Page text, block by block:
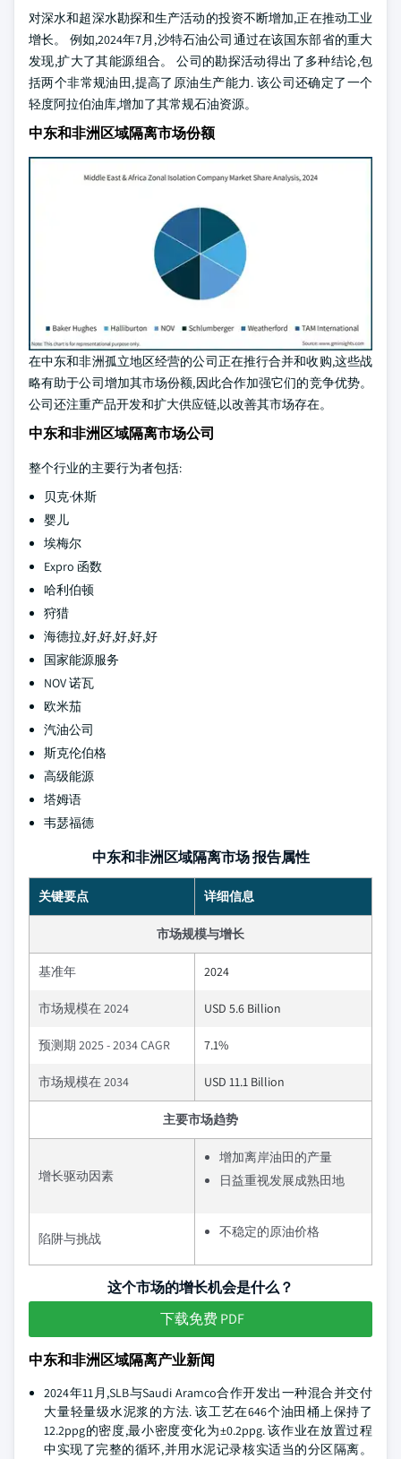
对深水和超深水勘探和生产活动的投资不断增加,正在推动工业
增长。 例如,2024年7月,沙特石油公司通过在该国东部省的重大
发现,扩大了其能源组合。 公司的勘探活动得出了多种结论,包
括两个非常规油田,提高了原油生产能力. 该公司还确定了一个
轻度阿拉伯油库,增加了其常规石油资源。
中东和非洲区域隔离市场份额
在中东和非洲孤立地区经营的公司正在推行合并和收购,这些战
略有助于公司增加其市场份额,因此合作加强它们的竞争优势。
公司还注重产品开发和扩大供应链,以改善其市场存在。
中东和非洲区域隔离市场公司
整个行业的主要行为者包括:
贝克·休斯
婴儿
埃梅尔
Expro 函数
哈利伯顿
狩猎
海德拉,好,好,好,好,好
国家能源服务
NOV 诺瓦
欧米茄
汽油公司
斯克伦伯格
高级能源
塔姆语
韦瑟福德
中东和非洲区域隔离市场 报告属性
关键要点 详细信息
市场规模与增长
基准年 2024
市场规模在 2024 USD 5.6 Billion
预测期 2025 - 2034 CAGR 7.1%
市场规模在 2034 USD 11.1 Billion
主要市场趋势
增长驱动因素
增加离岸油田的产量
日益重视发展成熟田地
陷阱与挑战 不稳定的原油价格
这个市场的增长机会是什么？
下载免费 PDF
中东和非洲区域隔离产业新闻
2024年11月,SLB与Saudi Aramco合作开发出一种混合并交付
大量轻量级水泥浆的方法. 该工艺在646个油田桶上保持了
12.2ppg的密度,最小密度变化为±0.2ppg. 该作业在放置过程
中实现了完整的循环,并用水泥记录核实适当的分区隔离。